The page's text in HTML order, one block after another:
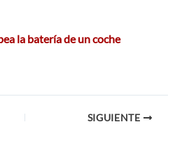
la batería de un coche
SIGUIENTE